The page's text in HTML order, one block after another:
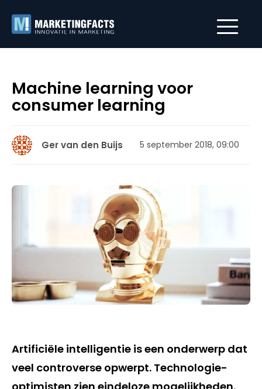
Machine learning voor
consumer learning
Ger van den Buijs 5 september 2018, 09:00
Artificiële intelligentie is een onderwerp dat
veel controverse opwerpt. Technologie-